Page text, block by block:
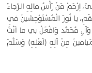
اِرْحَمْ مَنْ رَأْسُ مالِهِ الرَّجاءُ
يا نُورَ الْمُسْتَوْحِشينَ فِي
وَآلِ مُحَمَّد وَافْعَلْ بي ما اَنْتَ
مِنْ آلِهِ (اَهْلِهِ) وَسَلَّمَ